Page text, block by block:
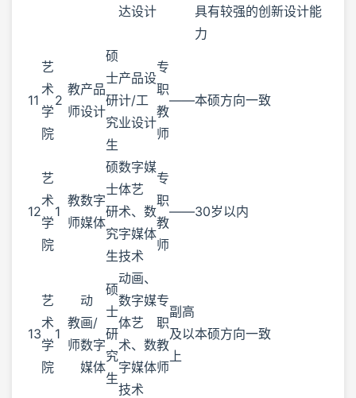
达设计
具有较强的创新设计能
力
11
艺
术
学
院
2
教
师
产品
设计
硕
士
研
究
生
产品设
计/工
业设计
专
职
教
师
——本硕方向一致
12
艺
术
学
院
1
教
师
数字
媒体
硕
士
研
究
生
数字媒
体艺
术、数
字媒体
技术
专
职
教
师
——30岁以内
13
艺
术
学
院
1
教
师
动
画/
数字
媒体
硕
士
研
究
生
动画、
数字媒
体艺
术、数
字媒体
技术
专
职
教
师
副高
及以
上
本硕方向一致